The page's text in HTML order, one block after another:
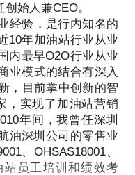
步加速了桶油的扩张
延续到2014年。
网络公司，不要轻易
，不要迷茫。 我在加
CEO，近10年加油站
、新浪网等国内知名
行业从业者，对传
合有深入的研究。
掌中创新的智慧加油
了加油站营销和互联
始人兼CEO。
经验，是行内知名的
10年加油站行业从业
内最早O2O行业从业
业模式的结合有深入
，目前掌中创新的智
，实现了加油站营销
年间，我曾任深圳
深圳公司的零售业
、OHSAS18001、
站员工培训和绩效考